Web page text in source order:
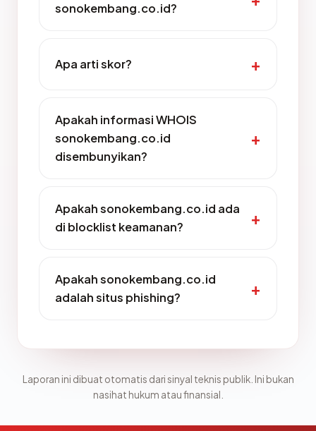
sonokembang.co.id?
Apa arti skor?
Apakah informasi WHOIS
sonokembang.co.id
disembunyikan?
Apakah sonokembang.co.id ada
di blocklist keamanan?
Apakah sonokembang.co.id
adalah situs phishing?
Laporan ini dibuat otomatis dari sinyal teknis publik. Ini bukan
nasihat hukum atau finansial.